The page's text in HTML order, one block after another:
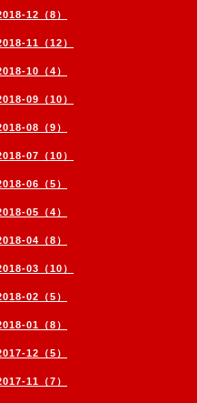
12（8）
11（12）
10（4）
09（10）
08（9）
07（10）
06（5）
05（4）
04（8）
03（10）
02（5）
01（8）
12（5）
11（7）